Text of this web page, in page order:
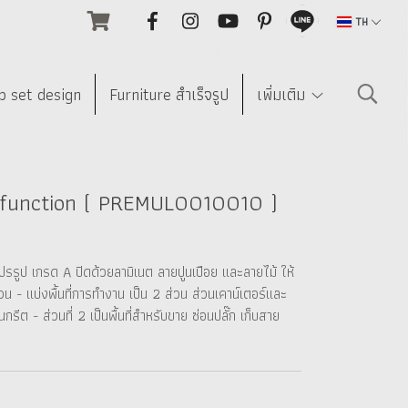
TH
set design Furniture สำเร็จรูป เพิ่มเติม
( PREMUL0010010 )
ป เกรด A ปิดด้วยลามิเนต ลายปูนเปือย และลายไม้ ให้
- แบ่งพื้นที่การทำงาน เป็น 2 ส่วน ส่วนเคาน์เตอร์และ
กรีต - ส่วนที่ 2 เป็นพื้นที่สำหรับขาย ซ่อนปลั๊ก เก็บสาย